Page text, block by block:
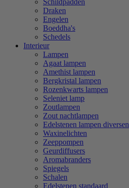
Schildpadden
Draken
Engelen
Boeddha's
Schedels
Interieur
Lampen
Agaat lampen
Amethist lampen
Bergkristal lampen
Rozenkwarts lampen
Seleniet lamp
Zoutlampen
Zout nachtlampen
Edelstenen lampen diversen
Waxinelichten
Zeeppompen
Geurdiffusers
Aromabranders
Spiegels
Schalen
Edelstenen standaard